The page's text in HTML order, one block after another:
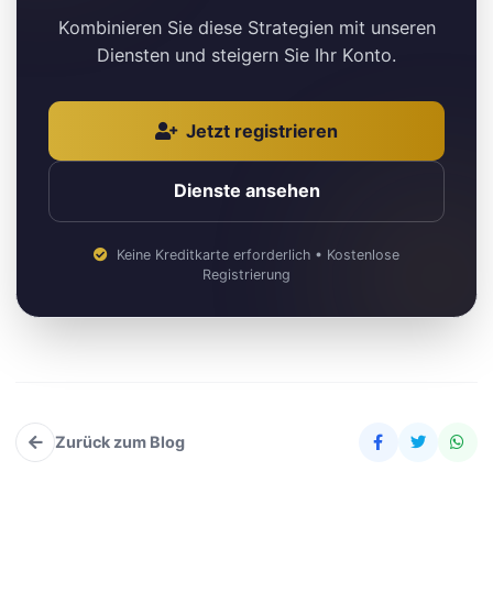
Kombinieren Sie diese Strategien mit unseren
Diensten und steigern Sie Ihr Konto.
Jetzt registrieren
Dienste ansehen
Keine Kreditkarte erforderlich • Kostenlose
Registrierung
Zurück zum Blog